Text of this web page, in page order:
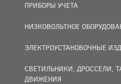
ПРИБОРЫ УЧЕТА
НИЗКОВОЛЬТНОЕ
ЭЛЕКТРОУСТАНОВОЧНЫЕ
СВЕТИЛЬНИКИ, ДРОССЕЛИ,
ДВИЖЕНИЯ